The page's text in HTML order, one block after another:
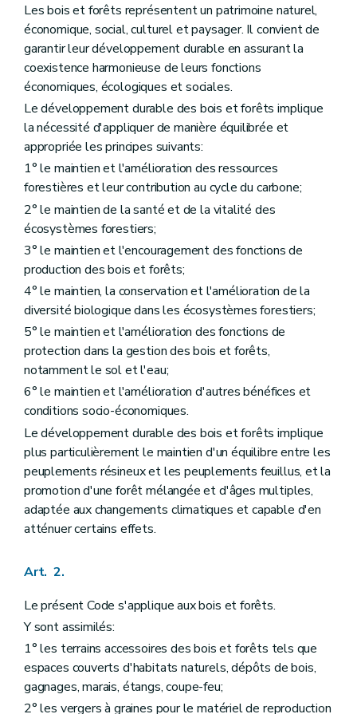
Art. 22
Art. 23
Art. 24
Section 3 Dispositions particulières aux balisages, aux balises, aux aires et aux zones délimitées accessibles aux activités de jeunesse et aux mouvements encadrés à vocation pédagogique ou thérapeutique
Art. 25
Art. 26
Art. 27
Art. 28
Art. 29
Chapitre V Des subventions
Art. 30
Chapitre VI De la conservation des bois et forêts
Art. 31
Art. 32
Art. 33
Art. 34
Art. 35
Art. 36
Art. 37
Art. 38
Art. 39
Art. 40
Art. 41
Art. 42
Art. 43
Art. 44
Art. 45
Art. 46
Art. 47
Art. 48
Art. 49
Art. 50
Art. 51
Titre IV Du régime forestier
Chapitre premier
Chapitre II Des agents
Chapitre III
Art. 57
Art. 58
Art. 59
Art. 60
Art. 61
Les bois et forêts représentent un patrimoine naturel,
économique, social, culturel et paysager. Il convient de
garantir leur développement durable en assurant la
coexistence harmonieuse de leurs fonctions
économiques, écologiques et sociales.
Le développement durable des bois et forêts implique
la nécessité d'appliquer de manière équilibrée et
appropriée les principes suivants:
1° le maintien et l'amélioration des ressources
forestières et leur contribution au cycle du carbone;
2° le maintien de la santé et de la vitalité des
écosystèmes forestiers;
3° le maintien et l'encouragement des fonctions de
production des bois et forêts;
4° le maintien, la conservation et l'amélioration de la
diversité biologique dans les écosystèmes forestiers;
5° le maintien et l'amélioration des fonctions de
protection dans la gestion des bois et forêts,
notamment le sol et l'eau;
6° le maintien et l'amélioration d'autres bénéfices et
conditions socio-économiques.
Le développement durable des bois et forêts implique
plus particulièrement le maintien d'un équilibre entre les
peuplements résineux et les peuplements feuillus, et la
promotion d'une forêt mélangée et d'âges multiples,
adaptée aux changements climatiques et capable d'en
atténuer certains effets.
Art. 2.
Le présent Code s'applique aux bois et forêts.
Y sont assimilés:
1° les terrains accessoires des bois et forêts tels que
espaces couverts d'habitats naturels, dépôts de bois,
gagnages, marais, étangs, coupe-feu;
2° les vergers à graines pour le matériel de reproduction